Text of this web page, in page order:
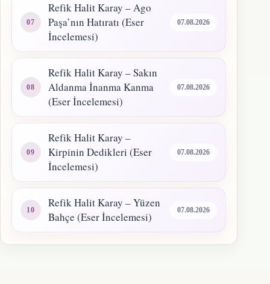
Refik Halit Karay – Ago
Paşa’nın Hatıratı (Eser
İncelemesi)
07.08.2026
Refik Halit Karay – Sakın
Aldanma İnanma Kanma
(Eser İncelemesi)
07.08.2026
Refik Halit Karay –
Kirpinin Dedikleri (Eser
İncelemesi)
07.08.2026
Refik Halit Karay – Yüzen
Bahçe (Eser İncelemesi)
07.08.2026